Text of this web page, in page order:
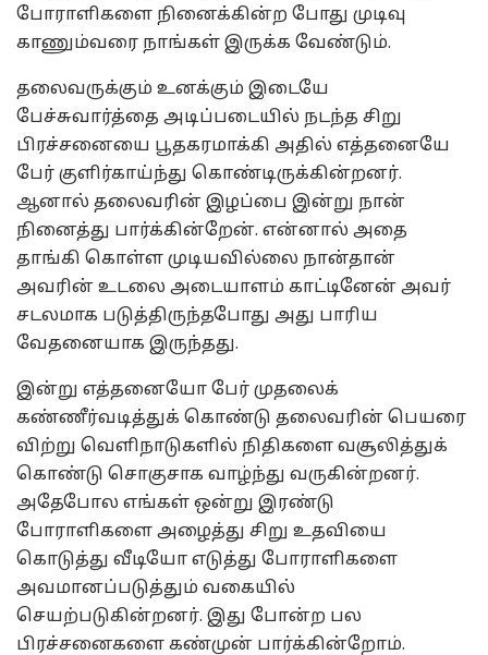
போராளிகளை நினைக்கின்ற போது முடிவு
காணும்வரை நாங்கள் இருக்க வேண்டும்.
தலைவருக்கும் உனக்கும் இடையே
பேச்சுவார்த்தை அடிப்படையில் நடந்த சிறு
பிரச்சனையை பூதகரமாக்கி அதில் எத்தனையே
பேர் குளிர்காய்ந்து கொண்டிருக்கின்றனர்.
ஆனால் தலைவரின் இழப்பை இன்று நான்
நினைத்து பார்க்கின்றேன். என்னால் அதை
தாங்கி கொள்ள முடியவில்லை நான்தான்
அவரின் உடலை அடையாளம் காட்டினேன் அவர்
சடலமாக படுத்திருந்தபோது அது பாரிய
வேதனையாக இருந்தது.
இன்று எத்தனையோ பேர் முதலைக்
கண்ணீர்வடித்துக் கொண்டு தலைவரின் பெயரை
விற்று வெளிநாடுகளில் நிதிகளை வசூலித்துக்
கொண்டு சொகுசாக வாழ்ந்து வருகின்றனர்.
அதேபோல எங்கள் ஒன்று இரண்டு
போராளிகளை அழைத்து சிறு உதவியை
கொடுத்து வீடியோ எடுத்து போராளிகளை
அவமானப்படுத்தும் வகையில்
செயற்படுகின்றனர். இது போன்ற பல
பிரச்சனைகளை கண்முன் பார்க்கின்றோம்.